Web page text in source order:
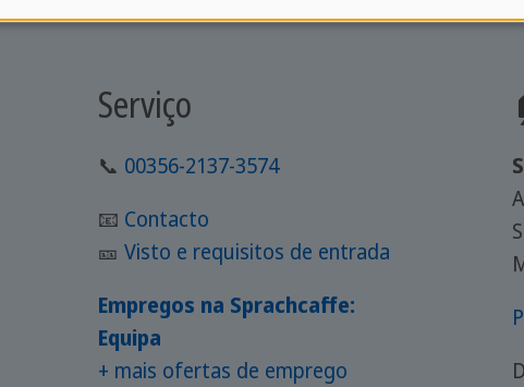
Serviço
📞 00356-2137-3574
📧 Contacto
🎫 Visto e requisitos de entrada
Empregos na Sprachcaffe:
Equipa
+ mais ofertas de emprego